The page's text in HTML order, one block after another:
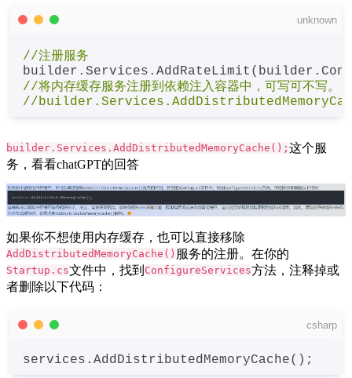
unknown
//注册服务
builder .Services .AddRateLimit
//将内存缓存服务注册到依赖注入容器中，可写可不写。
//
builder.Services.AddDistributedMemoryCache(); 这个服
务，看看chatGPT的回答
如果你不想使用内存缓存，也可以直接移除
AddDistributedMemoryCache() 服务的注册。在你的
Startup.cs文件中，找到 ConfigureServices方法，注释掉或
者删除以下代码：
csharp